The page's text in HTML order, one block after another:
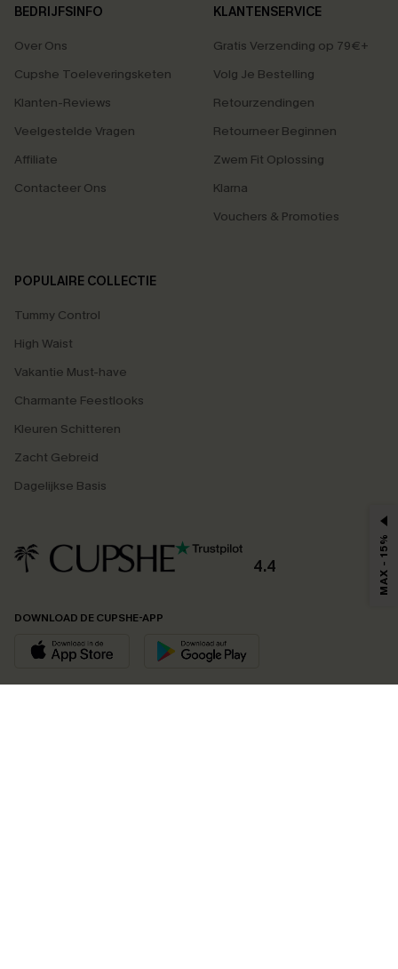
BEDRIJFSINFO
Over Ons
Cupshe Toeleveringsketen
Klanten-Reviews
Veelgestelde Vragen
Affiliate
Contacteer Ons
KLANTENSERVICE
Gratis Verzending op 79€+
Volg Je Bestelling
Retourzendingen
Retourneer Beginnen
Zwem Fit Oplossing
Klarna
Vouchers & Promoties
POPULAIRE COLLECTIE
Tummy Control
High Waist
Vakantie Must-have
Charmante Feestlooks
Kleuren Schitteren
Zacht Gebreid
Dagelijkse Basis
4.4
DOWNLOAD DE CUPSHE-APP
MAX - 15%